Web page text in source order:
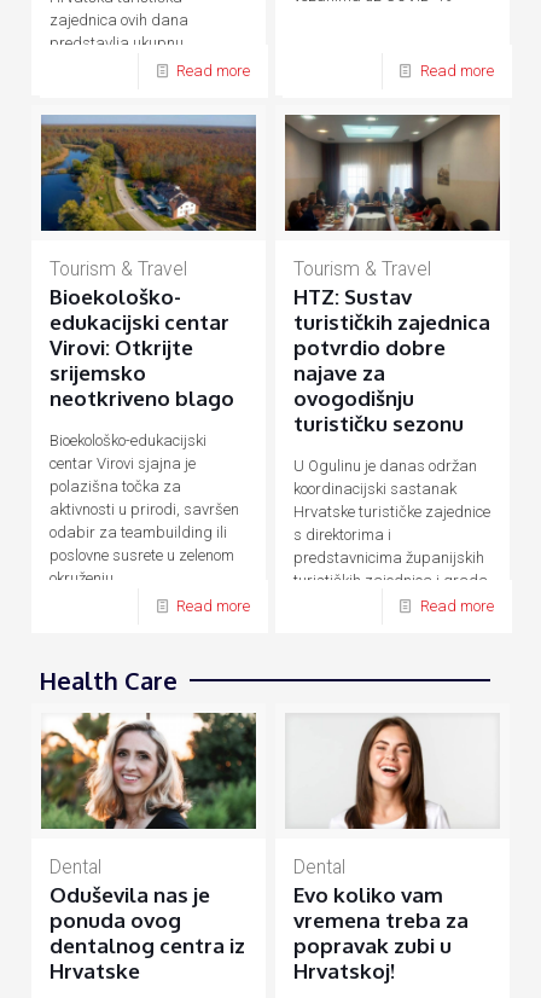
zajednica ovih dana
predstavlja ukupnu
hrvatsku turističku ponudu
Read more Read more
Tourism & Travel
Bioekološko-
edukacijski centar
Virovi: Otkrijte
srijemsko
neotkriveno blago
Bioekološko-edukacijski
centar Virovi sjajna je
polazišna točka za
aktivnosti u prirodi, savršen
odabir za teambuilding ili
poslovne susrete u zelenom
okruženju.
Read more
Tourism & Travel
HTZ: Sustav
turističkih zajednica
potvrdio dobre
najave za
ovogodišnju
turističku sezonu
U Ogulinu je danas održan
koordinacijski sastanak
Hrvatske turističke zajednice
s direktorima i
predstavnicima županijskih
turističkih zajednica i grada
Read more
Health Care
Dental
Oduševila nas je
ponuda ovog
dentalnog centra iz
Hrvatske
Dental
Evo koliko vam
vremena treba za
popravak zubi u
Hrvatskoj!